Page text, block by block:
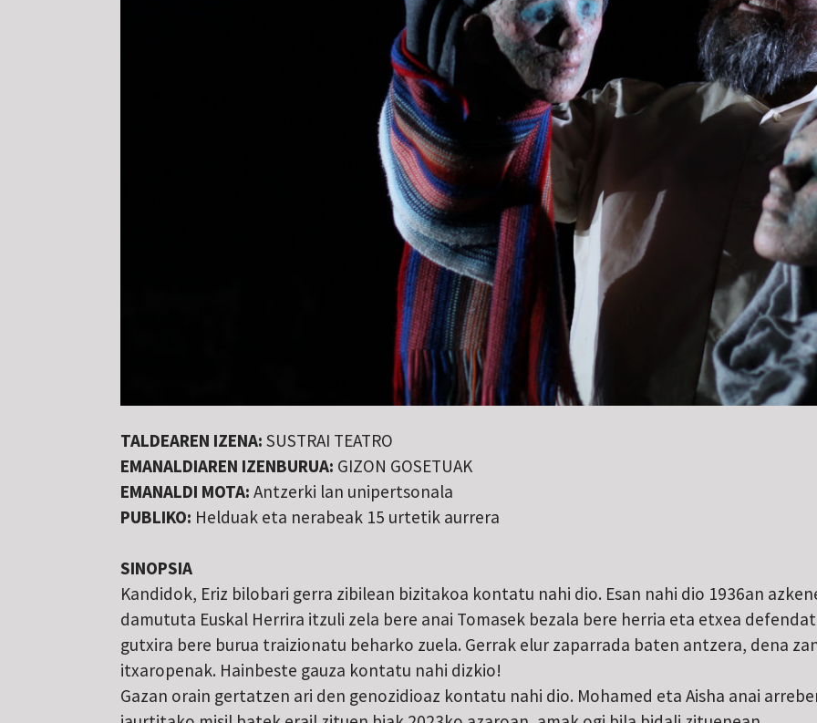
TALDEAREN IZENA: SUSTRAI TEATRO
EMANALDIAREN IZENBURUA: GIZON GOSETUAK
EMANALDI MOTA: Antzerki lan unipertsonala
PUBLIKO: Helduak eta nerabeak 15 urtetik aurrera
SINOPSIA
Kandidok, Eriz bilobari gerra zibilean bizitakoa kontatu nahi dio. Esan nahi dio 1936an
damututa Euskal Herrira itzuli zela bere anai Tomasek bezala bere herria eta etxea
gutxira bere burua traizionatu beharko zuela. Gerrak elur zaparrada baten antzera, dena
itxaropenak. Hainbeste gauza kontatu nahi dizkio!
Gazan orain gertatzen ari den genozidioaz kontatu nahi dio. Mohamed eta Aisha anai